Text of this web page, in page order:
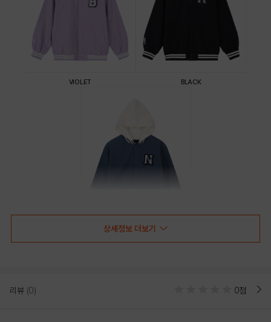
VIOLET BLACK
TURKY GREEN
상세정보 더보기
리뷰 (0) 0점